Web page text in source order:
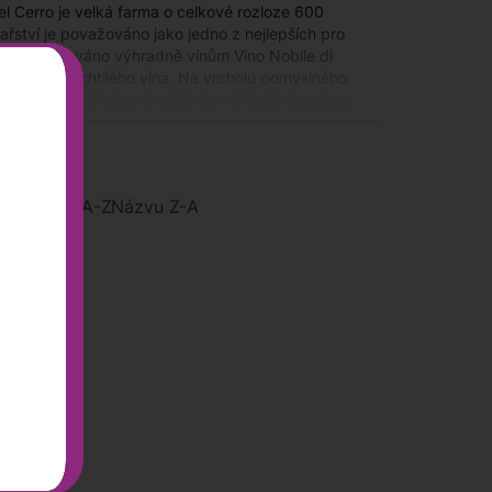
Cerro je velká farma o celkové rozloze 600
je považováno jako jedno z nejlepších pro
věnováno výhradně vínům Vino Nobile di
ušlechtilého vína. Na vrcholu pomyslného
Názvu A-ZNázvu Z-A